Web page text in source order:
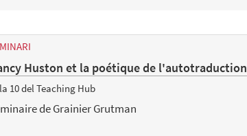
Huston et la poétique de l'autotraduction
10 del Teaching Hub
de Grainier Grutman